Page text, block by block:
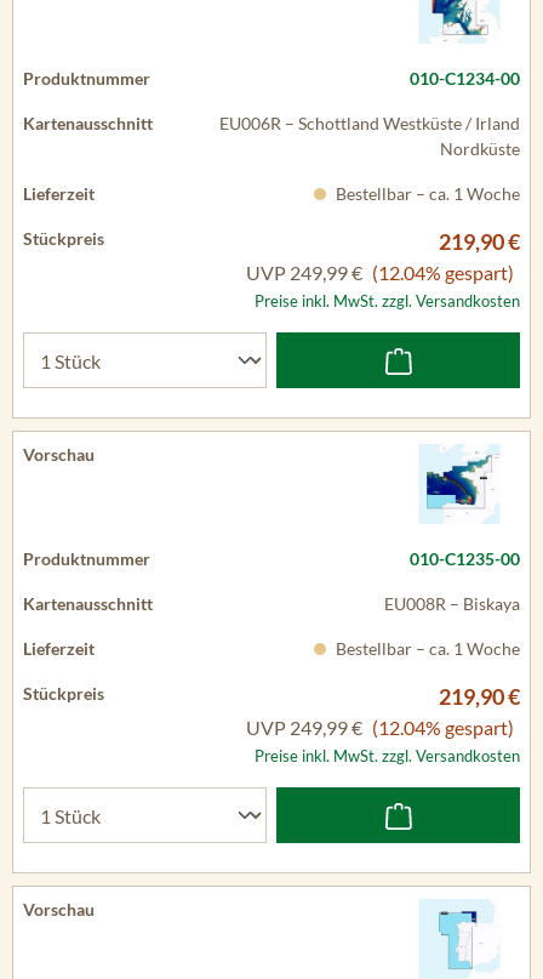
010-C1234-00
EU006R – Schottland Westküste / Irland
Nordküste
Bestellbar – ca. 1 Woche
219,90 €
UVP 249,99 € (12.04% gespart)
Preise inkl. MwSt. zzgl. Versandkosten
010-C1235-00
EU008R – Biskaya
Bestellbar – ca. 1 Woche
219,90 €
UVP 249,99 € (12.04% gespart)
Preise inkl. MwSt. zzgl. Versandkosten